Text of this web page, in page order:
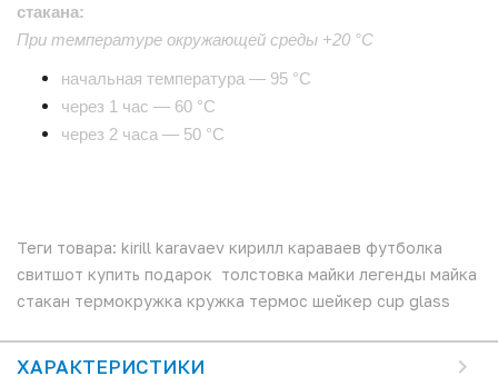
стакана:
При температуре окружающей среды +20 °С
начальная температура — 95 °С
через 1 час — 60 °С
через 2 часа — 50 °С
Теги товара: kirill karavaev кирилл караваев футболка
свитшот купить подарок толстовка майки легенды майка
стакан термокружка кружка термос шейкер cup glass
ХАРАКТЕРИСТИКИ